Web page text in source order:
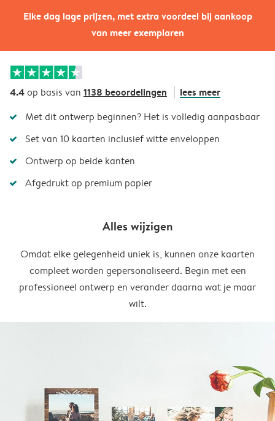
Elke dag lage prijzen, met extra voordeel bij aankoop
van meer exemplaren
4.4op basis van 1138 beoordelingen lees meer
Met dit ontwerp beginnen? Het is volledig aanpasbaar
Set van 10 kaarten inclusief witte enveloppen
Ontwerp op beide kanten
Afgedrukt op premium papier
Alles wijzigen
Omdat elke gelegenheid uniek is, kunnen onze kaarten
compleet worden gepersonaliseerd. Begin met een
professioneel ontwerp en verander daarna wat je maar
wilt.